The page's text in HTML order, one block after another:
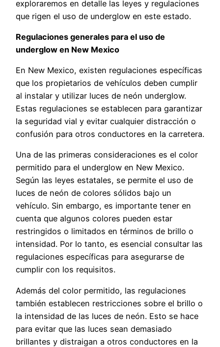
exploraremos en detalle las leyes y regulaciones
que rigen el uso de underglow en este estado.
Regulaciones generales para el uso de
underglow en New Mexico
En New Mexico, existen regulaciones específicas
que los propietarios de vehículos deben cumplir
al instalar y utilizar luces de neón underglow.
Estas regulaciones se establecen para garantizar
la seguridad vial y evitar cualquier distracción o
confusión para otros conductores en la carretera.
Una de las primeras consideraciones es el color
permitido para el underglow en New Mexico.
Según las leyes estatales, se permite el uso de
luces de neón de colores sólidos bajo un
vehículo. Sin embargo, es importante tener en
cuenta que algunos colores pueden estar
restringidos o limitados en términos de brillo o
intensidad. Por lo tanto, es esencial consultar las
regulaciones específicas para asegurarse de
cumplir con los requisitos.
Además del color permitido, las regulaciones
también establecen restricciones sobre el brillo o
la intensidad de las luces de neón. Esto se hace
para evitar que las luces sean demasiado
brillantes y distraigan a otros conductores en la